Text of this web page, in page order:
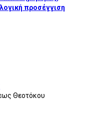
προσέγγιση
Θεοτόκου